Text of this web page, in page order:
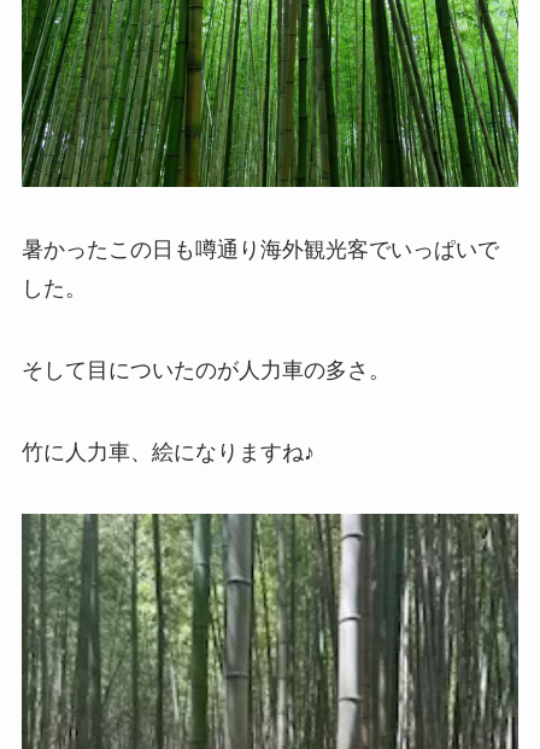
暑かったこの日も噂通り海外観光客でいっぱいで
した。
そして目についたのが人力車の多さ。
竹に人力車、絵になりますね♪